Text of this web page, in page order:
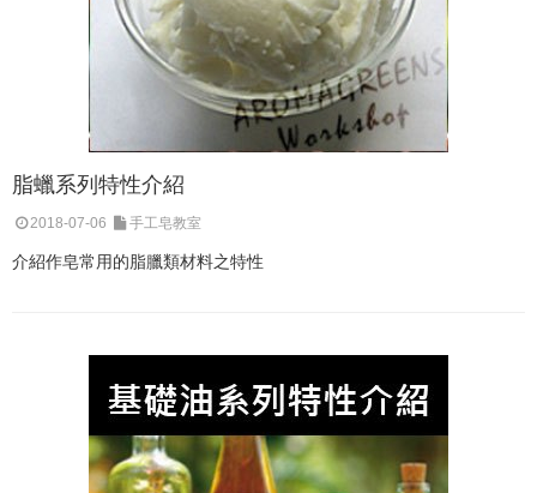
脂蠟系列特性介紹
2018-07-06 手工皂教室
介紹作皂常用的脂臘類材料之特性